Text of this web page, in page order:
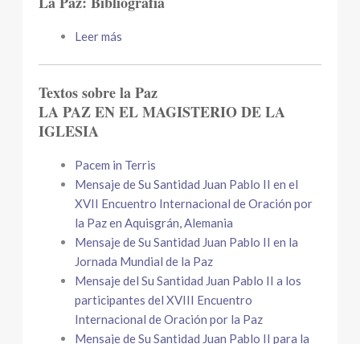
Leer más
Textos sobre la Paz
LA PAZ EN EL MAGISTERIO DE LA
IGLESIA
Pacem in Terris
Mensaje de Su Santidad Juan Pablo II en el
XVII Encuentro Internacional de Oración por
la Paz en Aquisgrán, Alemania
Mensaje de Su Santidad Juan Pablo II en la
Jornada Mundial de la Paz
Mensaje del Su Santidad Juan Pablo II a los
participantes del XVIII Encuentro
Internacional de Oración por la Paz
Mensaje de Su Santidad Juan Pablo II para la